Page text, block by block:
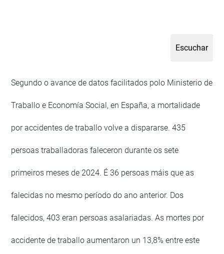
Segundo o avance de datos facilitados polo Ministerio de
Traballo e Economía Social, en España, a mortalidade
por accidentes de traballo volve a dispararse. 435
persoas traballadoras faleceron durante os sete
primeiros meses de 2024. É 36 persoas máis que as
falecidas no mesmo período do ano anterior. Dos
falecidos, 403 eran persoas asalariadas. As mortes por
accidente de traballo aumentaron un 13,8% entre este